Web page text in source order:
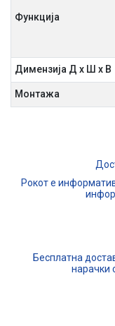
Функција
Димензија Д х Ш х В
Mонтажа
Рокот е
Бесплатна
нарачки